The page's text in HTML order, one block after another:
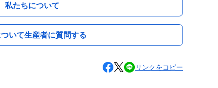
私たちについて
いて生産者に質問する
リンクをコピー